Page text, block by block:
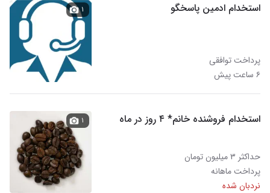
استخدام ادمین پاسخگو
پرداخت توافقی
۶ ساعت پیش
۱
استخدام فروشنده خانم* ۴ روز در ماه
حداکثر ۳ میلیون تومان
پرداخت ماهانه
نردبان شده
۱